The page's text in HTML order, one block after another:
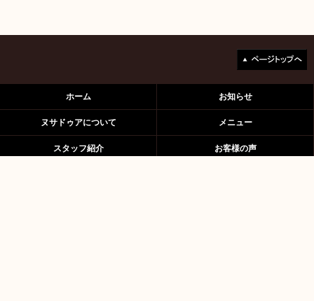
ホーム お知らせ
ヌサドゥアについて メニュー
スタッフ紹介 お客様の声